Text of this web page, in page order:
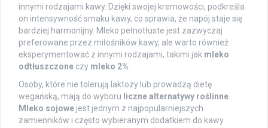
innymi rodzajami kawy. Dzięki swojej kremowości, podkreśla
on intensywność smaku kawy, co sprawia, że napój staje się
bardziej harmonijny. Mleko pełnotłuste jest zazwyczaj
preferowane przez miłośników kawy, ale warto również
eksperymentować z innymi rodzajami, takimi jak mleko
odtłuszczone czy mleko 2%
Osoby, które nie tolerują laktozy lub prowadzą dietę
wegańską, mają do wyboru liczne alternatywy roślinne
Mleko sojowe jest jednym z najpopularniejszych
zamienników i często wybieranym dodatkiem do kawy.